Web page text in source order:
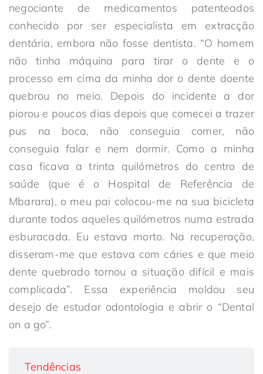
negociante de medicamentos patenteados
conhecido por ser especialista em extracção
dentária, embora não fosse dentista. “O homem
não tinha máquina para tirar o dente e o
processo em cima da minha dor o dente doente
quebrou no meio. Depois do incidente a dor
piorou e poucos dias depois que comecei a trazer
pus na boca, não conseguia comer, não
conseguia falar e nem dormir. Como a minha
casa ficava a trinta quilómetros do centro de
saúde (que é o Hospital de Referência de
Mbarara), o meu pai colocou-me na sua bicicleta
durante todos aqueles quilómetros numa estrada
esburacada. Eu estava morto. Na recuperação,
disseram-me que estava com cáries e que meio
dente quebrado tornou a situação difícil e mais
complicada”. Essa experiência moldou seu
desejo de estudar odontologia e abrir o “Dental
on a go”.
Tendências